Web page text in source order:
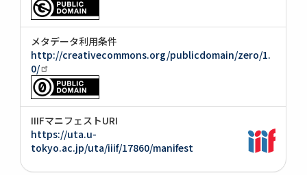
メタデータ利用条件
http://creativecommons.org/publicdomain/zero/1.
0/
IIIFマニフェストURI
https://uta.u-
tokyo.ac.jp/uta/iiif/17860/manifest